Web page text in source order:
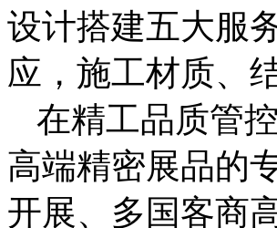
设计搭建五大服
应，施工材质、
在精工品质管
高端精密展品的
开展、多国客商